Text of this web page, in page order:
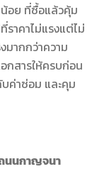
อย ที่ซื้อแล้วคุ้ม
ราคาไม่แรงแต่ไม่
ากกว่าความ
กสารให้ครบก่อน
ค่าซ่อม และคุม
นนกาญจนา